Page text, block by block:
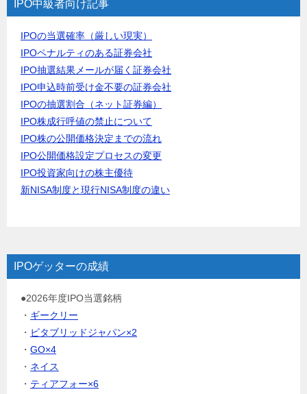
IPO中級者向け記事
IPOの当選確率（厳しい現実）
IPOペナルティのある証券会社
IPO抽選結果メールが届く証券会社
IPO申込時前受け金不要の証券会社
IPOの抽選割合（ネット証券編）
IPO株成行呼値の禁止について
IPO株の公開価格決定までの流れ
IPO公開価格設定プロセスの変更
IPO投資家向けの株主優待
新NISA制度と現行NISA制度の違い
IPOゲッターの成績
●2026年度IPO当選銘柄
・ ギークリー
・ ビタブリッドジャパン×2
・ GO×4
・ ネイス
・ ティアフォー×6